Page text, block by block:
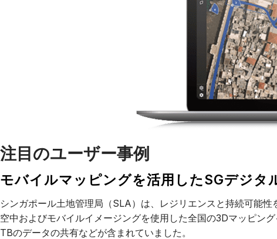
注目のユーザー事例
モバイルマッピングを活用したSGデジタ
シンガポール土地管理局（SLA）は、レジリエンスと持続可能性
空中およびモバイルイメージングを使用した全国の3Dマッピン
TBのデータの共有などが含まれていました。